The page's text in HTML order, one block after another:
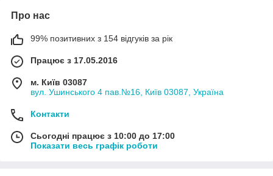
Про нас
99% позитивних з 154 відгуків за рік
Працює з 17.05.2016
м. Київ 03087
вул. Ушинського 4 пав.№16, Київ 03087, Україна
Контакти
Сьогодні працює з 10:00 до 17:00
Показати весь графік роботи